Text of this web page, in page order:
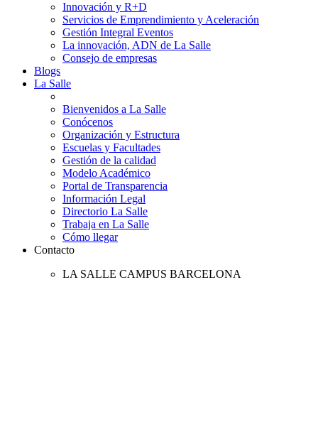
Innovación y R+D
Servicios de Emprendimiento y Aceleración
Gestión Integral Eventos
La innovación, ADN de La Salle
Consejo de empresas
Blogs
La Salle
Bienvenidos a La Salle
Conócenos
Organización y Estructura
Escuelas y Facultades
Gestión de la calidad
Modelo Académico
Portal de Transparencia
Información Legal
Directorio La Salle
Trabaja en La Salle
Cómo llegar
Contacto
LA SALLE CAMPUS BARCELONA